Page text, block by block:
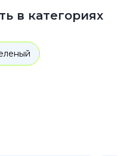
в категориях